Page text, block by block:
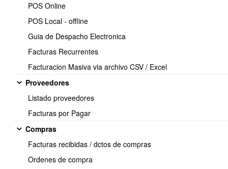
POS Online
POS Local - offline
Guia de Despacho Electronica
Facturas Recurrentes
Facturacion Masiva via archivo CSV / Excel
Proveedores
Listado proveedores
Facturas por Pagar
Compras
Facturas recibidas / dctos de compras
Ordenes de compra
Seleccionada la opción, indicar Si/No de acuerdo al estado